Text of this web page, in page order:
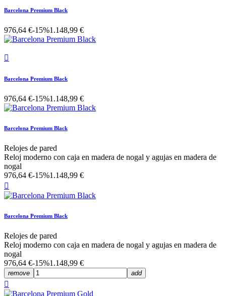
Barcelona Premium Black
976,64 €-15%1.148,99 €

Barcelona Premium Black
976,64 €-15%1.148,99 €
Barcelona Premium Black
Relojes de pared
Reloj moderno con caja en madera de nogal y agujas en madera de
nogal
976,64 €-15%1.148,99 €

Barcelona Premium Black
Relojes de pared
Reloj moderno con caja en madera de nogal y agujas en madera de
nogal
976,64 €-15%1.148,99 €
remove add
